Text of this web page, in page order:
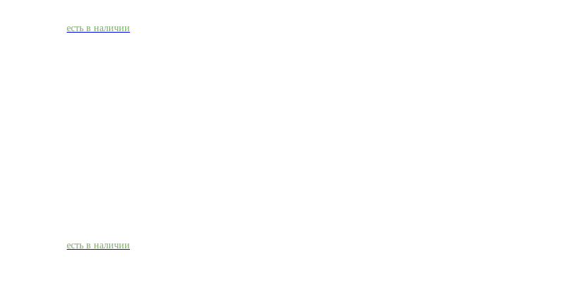
есть в наличии
есть в наличии